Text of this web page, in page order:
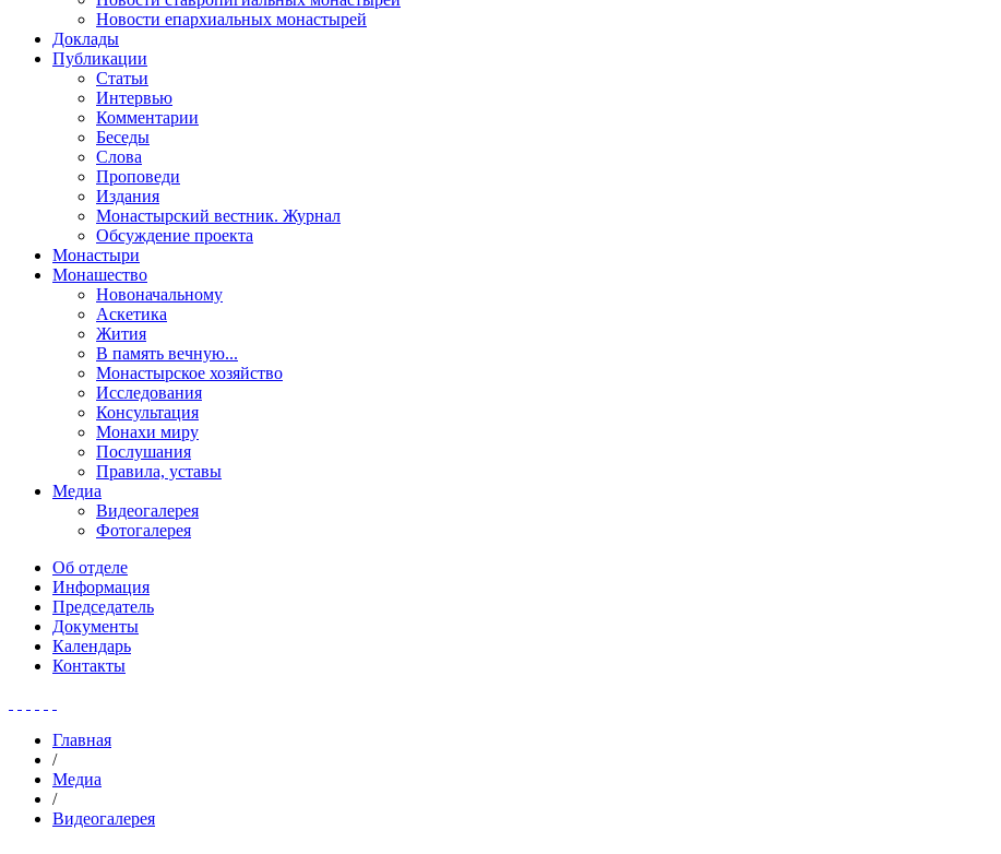
Новости епархиальных монастырей
Доклады
Публикации
Статьи
Интервью
Комментарии
Беседы
Слова
Проповеди
Издания
Монастырский вестник. Журнал
Обсуждение проекта
Монастыри
Монашество
Новоначальному
Аскетика
Жития
В память вечную...
Монастырское хозяйство
Исследования
Консультация
Монахи миру
Послушания
Правила, уставы
Медиа
Видеогалерея
Фотогалерея
Об отделе
Информация
Председатель
Документы
Календарь
Контакты
Главная
/
Медиа
/
Видеогалерея